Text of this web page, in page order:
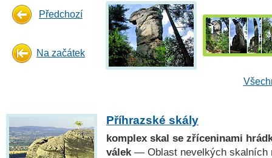
Předchozí
Na začátek
Příhrazské skály
komplex skal se zříceninami
válek — Oblast nevelkých skalních